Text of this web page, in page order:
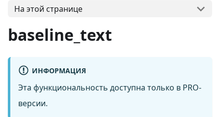
На этой странице
baseline_text
ИНФОРМАЦИЯ
Эта функциональность доступна только в PRO-
версии.